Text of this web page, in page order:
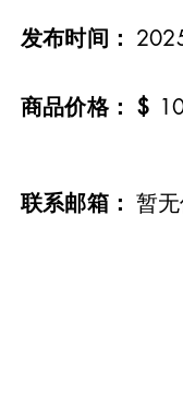
发布时间：
​商品价格： $
​联系邮箱： 暂